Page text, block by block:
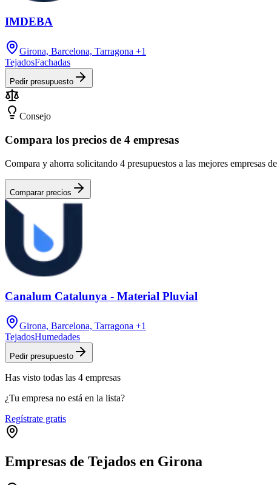
IMDEBA
Girona, Barcelona, Tarragona +1
TejadosFachadas
Pedir presupuesto
Consejo
Compara los precios de 4 empresas
Compara y ahorra solicitando 4 presupuestos a las mejores empresas
Comparar precios
Canalum Catalunya - Material Pluvial
Girona, Barcelona, Tarragona +1
TejadosHumedades
Pedir presupuesto
Has visto todas las 4 empresas
¿Tu empresa no está en la lista?
Regístrate gratis
Empresas de Tejados en Girona